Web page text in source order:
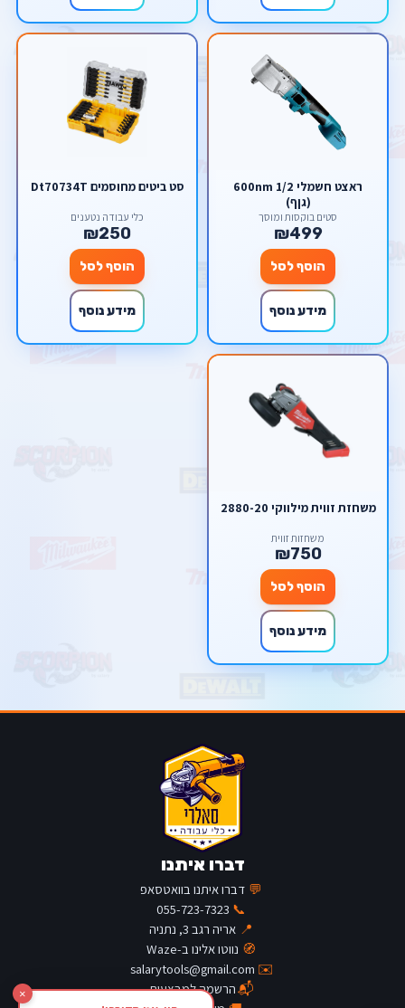
ראצט חשמלי 1/2 600nm
(גןף)
סטים בוקסות ומוסך
₪499
הוסף לסל
מידע נוסף
סט ביטים מחוסמים Dt70734T
כלי עבודה נטענים
₪250
הוסף לסל
מידע נוסף
משחזת זווית מילווקי 2880-20
משחזות זווית
₪750
הוסף לסל
מידע נוסף
דברו איתנו
💬 דברו איתנו בוואטסאפ
📞
055-723-7323
📍 אריה רגב 3, נתניה
🧭 נווטו אלינו ב-Waze
✉️
salarytools@gmail.com
📬הרשמה למבצעים
×